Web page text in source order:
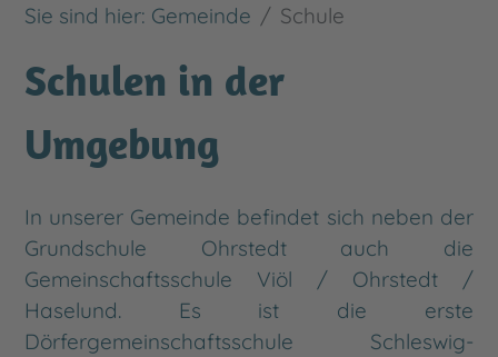
Sie sind hier: Gemeinde Schule
Schulen in der
Umgebung
In unserer Gemeinde befindet sich neben der
Grundschule Ohrstedt auch die
Gemeinschaftsschule Viöl / Ohrstedt /
Haselund. Es ist die erste
Dörfergemeinschaftsschule Schleswig-